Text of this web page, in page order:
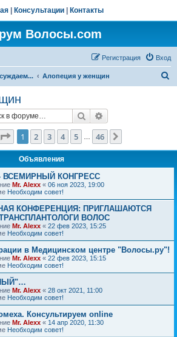
Консультации Контакты
Волосы.com
Вход
Регистрация
Алопеция у женщин
Поиск
Страница из 46
1 2 3 4 5 46
Объявления
ВСЕМИРНЫЙ КОНГРЕСС
Mr. Alexx « 06 ноя 2023, 19:00
Необходим совет!
КОНФЕРЕНЦИЯ: ПРИГЛАШАЮТСЯ
ВОЛОС
Mr. Alexx « 22 фев 2023, 15:25
Необходим совет!
в Медицинском центре "Волосы.ру"!
Mr. Alexx « 22 фев 2023, 15:15
Необходим совет!
Mr. Alexx « 28 окт 2021, 11:00
Необходим совет!
Консультируем online
Mr. Alexx « 14 апр 2020, 11:30
Необходим совет!